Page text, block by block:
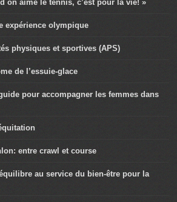
on aime le tennis, c’est pour la vie! »
expérience olympique
physiques et sportives (APS)
de l’essuie-glace
pour accompagner les femmes dans
entre crawl et course
au service du bien-être pour la